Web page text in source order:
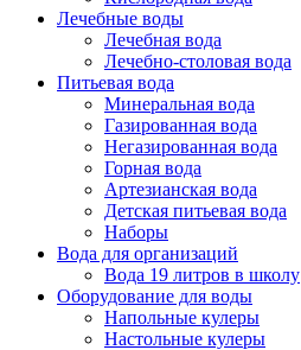
Лечебные воды
Лечебная вода
Лечебно-столовая вода
Питьевая вода
Минеральная вода
Газированная вода
Негазированная вода
Горная вода
Артезианская вода
Детская питьевая вода
Наборы
Вода для организаций
Вода 19 литров в школу
Оборудование для воды
Напольные кулеры
Настольные кулеры